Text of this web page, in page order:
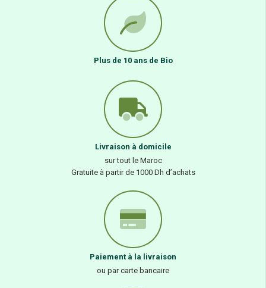
Plus de 10 ans de Bio
Livraison à domicile
sur tout le Maroc
Gratuite à partir de 1000 Dh d’achats
Paiement à la livraison
ou par carte bancaire